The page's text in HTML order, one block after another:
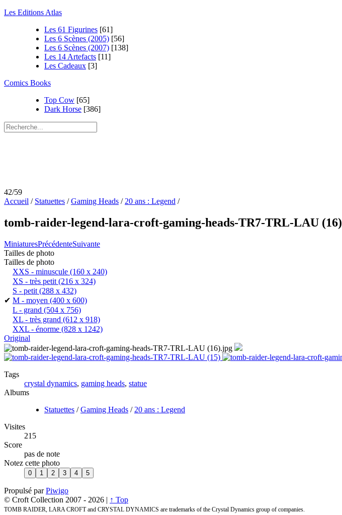
Les Editions Atlas
Les 61 Figurines [61]
Les 6 Scènes (2005) [56]
Les 6 Scènes (2007) [138]
Les 14 Artefacts [11]
Les Cadeaux [3]
Comics Books
Top Cow [65]
Dark Horse [386]
42/59
Accueil / Statuettes /Gaming Heads / 20 ans : Legend /
tomb-raider-legend-lara-croft-gaming-heads-TR7-TRL-LAU (16)
MiniaturesPrécédenteSuivante
Tailles de photo
Tailles de photo
XXS - minuscule (160 x 240)
XS - très petit (216 x 324)
S - petit (288 x 432)
✔ M - moyen (400 x 600)
L - grand (504 x 756)
XL - très grand (612 x 918)
XXL - énorme (828 x 1242)
Original
Tags
crystal dynamics, gaming heads, statue
Albums
Statuettes /Gaming Heads / 20 ans : Legend
Visites
215
Score
pas de note
Notez cette photo
Propulsé parPiwigo
© Croft Collection 2007 - 2026 | ↑ Top
TOMB RAIDER, LARA CROFT and CRYSTAL DYNAMICS are trademarks of the Crystal Dynamics group of companies.